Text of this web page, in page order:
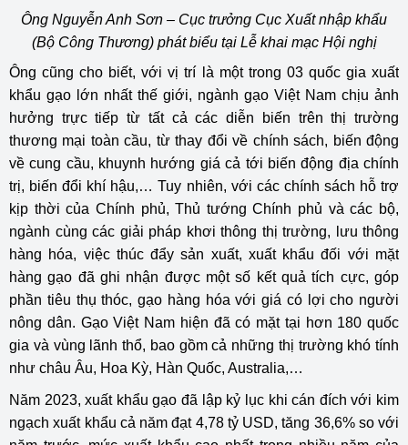
Ông Nguyễn Anh Sơn – Cục trưởng Cục Xuất nhập khẩu
(Bộ Công Thương) phát biểu tại Lễ khai mạc Hội nghị
Ông cũng cho biết, với vị trí là một trong 03 quốc gia xuất
khẩu gạo lớn nhất thế giới, ngành gạo Việt Nam chịu ảnh
hưởng trực tiếp từ tất cả các diễn biến trên thị trường
thương mại toàn cầu, từ thay đổi về chính sách, biến động
về cung cầu, khuynh hướng giá cả tới biến động địa chính
trị, biến đổi khí hậu,… Tuy nhiên, với các chính sách hỗ trợ
kịp thời của Chính phủ, Thủ tướng Chính phủ và các bộ,
ngành cùng các giải pháp khơi thông thị trường, lưu thông
hàng hóa, việc thúc đẩy sản xuất, xuất khẩu đối với mặt
hàng gạo đã ghi nhận được một số kết quả tích cực, góp
phần tiêu thụ thóc, gạo hàng hóa với giá có lợi cho người
nông dân. Gạo Việt Nam hiện đã có mặt tại hơn 180 quốc
gia và vùng lãnh thổ, bao gồm cả những thị trường khó tính
như châu Âu, Hoa Kỳ, Hàn Quốc, Australia,…
Năm 2023, xuất khẩu gạo đã lập kỷ lục khi cán đích với kim
ngạch xuất khẩu cả năm đạt 4,78 tỷ USD, tăng 36,6% so với